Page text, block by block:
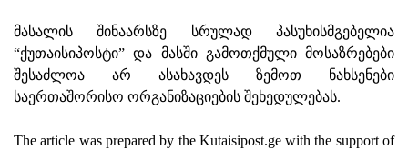
მასალის შინაარსზე სრულად პასუხისმგებელია
“ქუთაისიპოსტი” და მასში გამოთქმული მოსაზრებები
შესაძლოა არ ასახავდეს ზემოთ ნახსენები
საერთაშორისო ორგანიზაციების შეხედულებას.
The article was prepared by the Kutaisipost.ge with the support of